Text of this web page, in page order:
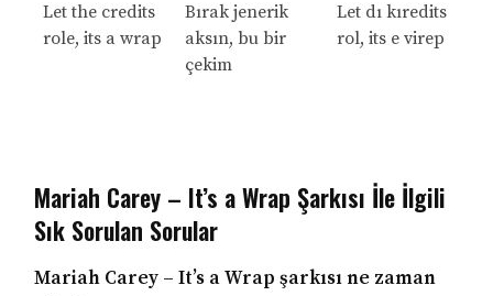
Let the credits
role, its a wrap
Bırak jenerik
aksın, bu bir
çekim
Let dı kıredits
rol, its e virep
Mariah Carey – It’s a Wrap Şarkısı İle İlgili
Sık Sorulan Sorular
Mariah Carey – It’s a Wrap şarkısı ne zaman